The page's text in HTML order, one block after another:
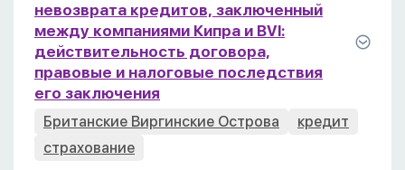
невозврата кредитов, заключенный
между компаниями Кипра и BVI:
действительность договора,
правовые и налоговые последствия
его заключения
Британские Виргинские Острова
кредит
страхование